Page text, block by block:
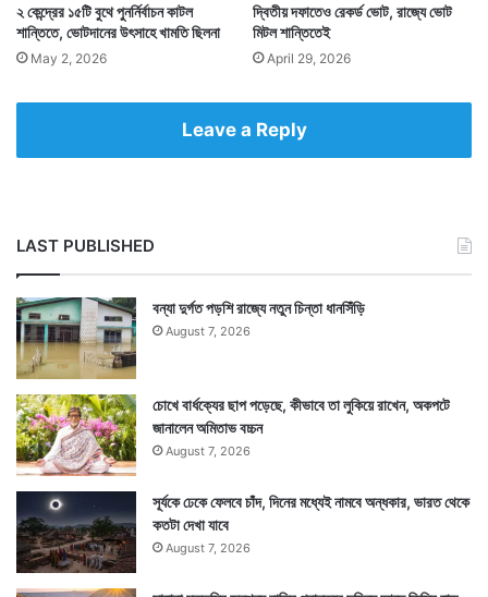
২ কেন্দ্রের ১৫টি বুথে পুনর্নির্বাচন কাটল
শান্তিতে, ভোটদানের উৎসাহে খামতি ছিলনা
May 2, 2026
দ্বিতীয় দফাতেও রেকর্ড ভোট, রাজ্যে ভোট
মিটল শান্তিতেই
April 29, 2026
Leave a Reply
LAST PUBLISHED
বন্যা দুর্গত পড়শি রাজ্যে নতুন চিন্তা ধানসিঁড়ি
August 7, 2026
চোখে বার্ধক্যের ছাপ পড়েছে, কীভাবে তা লুকিয়ে রাখেন, অকপটে
জানালেন অমিতাভ বচ্চন
August 7, 2026
সূর্যকে ঢেকে ফেলবে চাঁদ, দিনের মধ্যেই নামবে অন্ধকার, ভারত থেকে
কতটা দেখা যাবে
August 7, 2026